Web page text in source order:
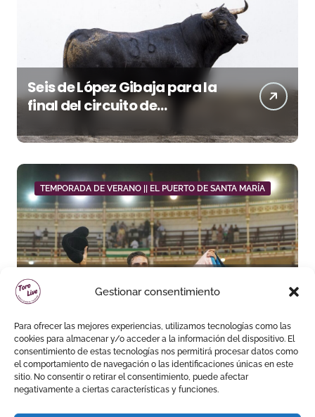
Gestionar consentimiento
Para ofrecer las mejores experiencias, utilizamos tecnologías como las
cookies para almacenar y/o acceder a la información del dispositivo. El
consentimiento de estas tecnologías nos permitirá procesar datos como
el comportamiento de navegación o las identificaciones únicas en este
sitio. No consentir o retirar el consentimiento, puede afectar
negativamente a ciertas características y funciones.
Seis de López Gibaja para la
final del circuito de
Málaga
TEMPORADA DE VERANO || EL PUERTO DE SANTA MARÍA
Daniel Crespo reivindica su
sitio con una gran faena y dos
orejas